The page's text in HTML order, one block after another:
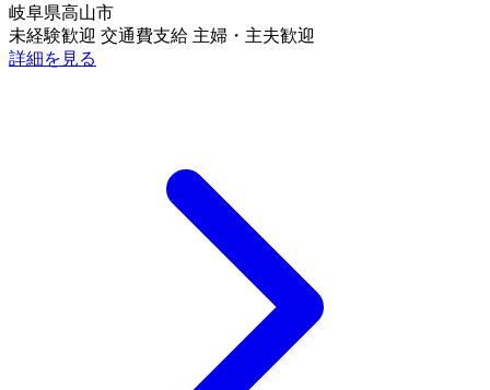
岐阜県高山市
未経験歓迎 交通費支給 主婦・主夫歓迎
詳細を見る